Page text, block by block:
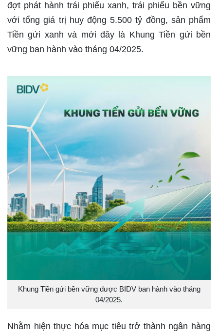
đợt phát hành trái phiếu xanh, trái phiếu bền vững
với tổng giá trị huy động 5.500 tỷ đồng, sản phẩm
Tiền gửi xanh và mới đây là Khung Tiền gửi bền
vững ban hành vào tháng 04/2025.
Khung Tiền gửi bền vững được BIDV ban hành vào tháng
04/2025.
Nhằm hiện thực hóa mục tiêu trở thành ngân hàng